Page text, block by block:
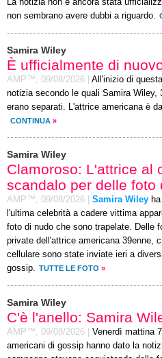
La notizia non è ancora stata
non sembrano avere dubbi a riguardo.
Samira Wiley
È ufficialmente di
AMP™, 09/08/2026
All'inizio di
notizia secondo le quali Samira Wiley,
erano separati. L'attrice americana è
CONTINUA »
Samira Wiley
Clamoroso: L'attrice al
scandalo per delle foto
AMP™, 09/08/2026 Samira Wiley
l'ultima celebrità a cadere vittima
foto di nudo che sono trapelate. Delle
private dell'attrice americana 39enne,
cellulare sono state inviate ieri a
gossip. TUTTE LE FOTO »
Samira Wiley
C'è l'anello: Samira
AMP™, 09/08/2026
Venerdì mattina
americani di gossip hanno dato la